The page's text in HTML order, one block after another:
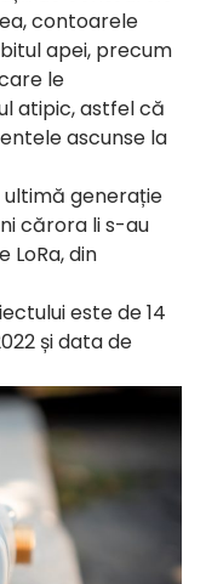
contoarele
apei, precum
le
atipic, astfel că
ascunse la
generație
cărora li s-au
din
este de 14
și data de